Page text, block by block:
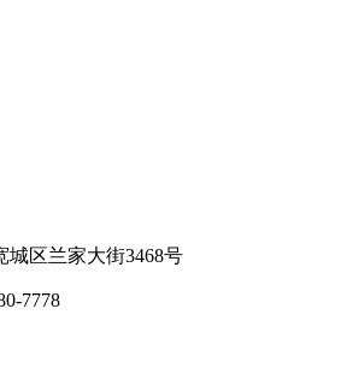
城区兰家大街3468号
7778